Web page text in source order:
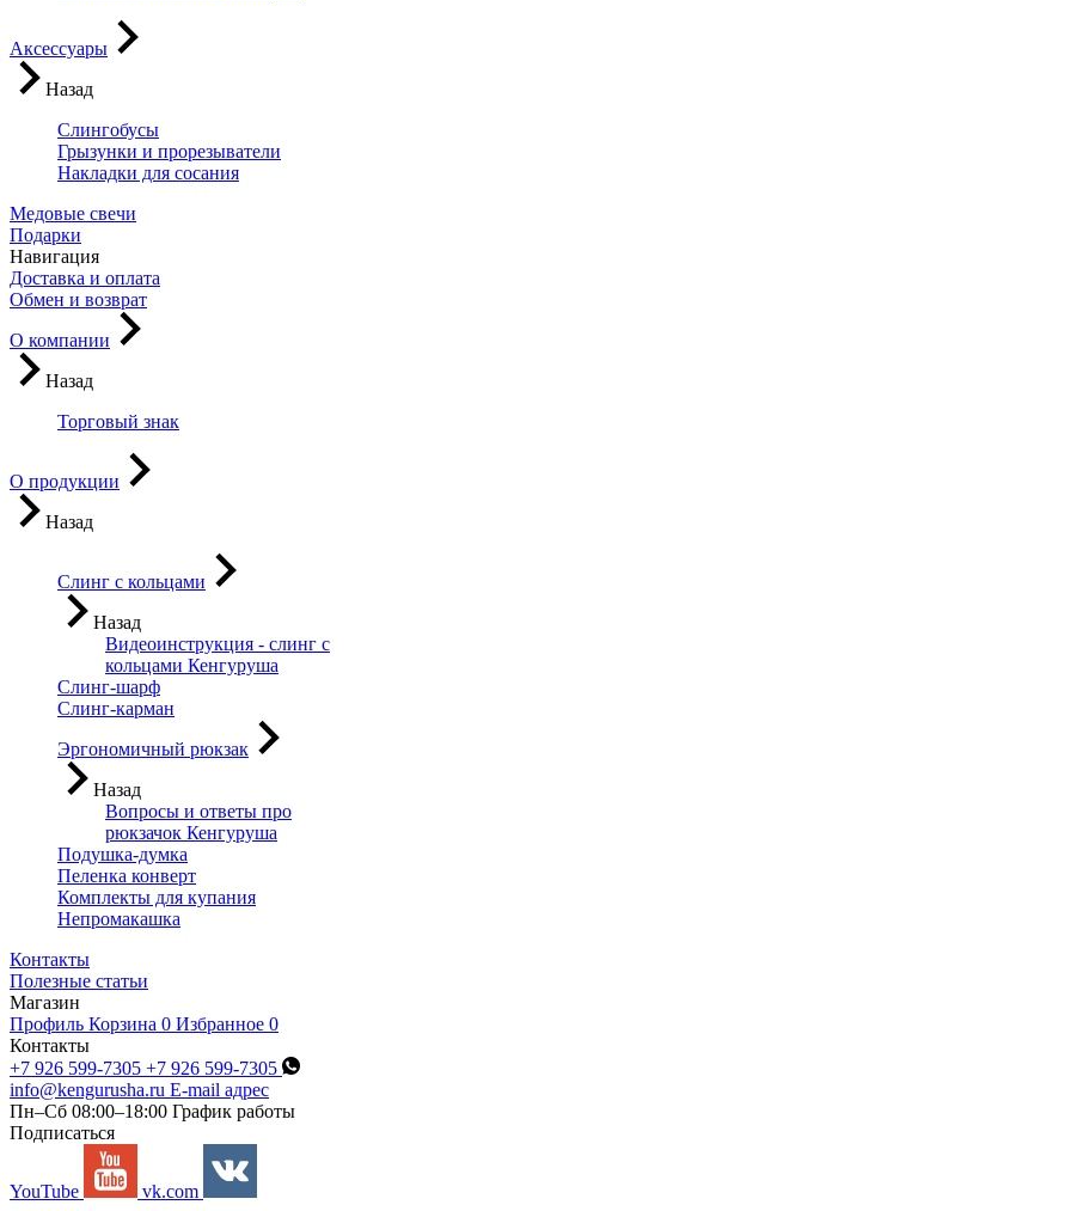
Аксессуары
Назад
Слингобусы
Грызунки и прорезыватели
Накладки для сосания
Медовые свечи
Подарки
Навигация
Доставка и оплата
Обмен и возврат
О компании
Назад
Торговый знак
О продукции
Назад
Слинг с кольцами
Назад
Видеоинструкция - слинг с
кольцами Кенгуруша
Слинг-шарф
Слинг-карман
Эргономичный рюкзак
Назад
Вопросы и ответы про
рюкзачок Кенгуруша
Подушка-думка
Пеленка конверт
Комплекты для купания
Непромакашка
Контакты
Полезные статьи
Магазин
Профиль Корзина 0 Избранное 0
Контакты
+7 926 599-7305 +7 926 599-7305
info@kengurusha.ru E-mail адрес
Пн–Сб 08:00–18:00 График работы
Подписаться
YouTube vk.com